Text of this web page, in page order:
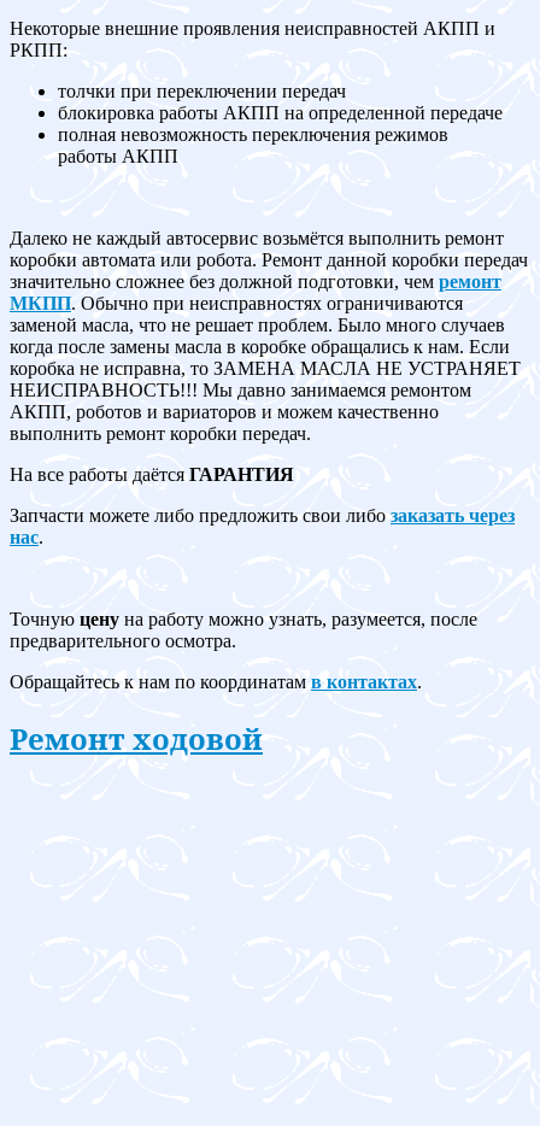
Некоторые внешние проявления неисправностей АКПП и
РКПП:
толчки при переключении передач
блокировка работы АКПП на определенной передаче
полная невозможность переключения режимов
работы АКПП
Далеко не каждый автосервис возьмётся выполнить ремонт
коробки автомата или робота. Ремонт данной коробки передач
значительно сложнее без должной подготовки, чем ремонт
МКПП. Обычно при неисправностях ограничиваются
заменой масла, что не решает проблем. Было много случаев
когда после замены масла в коробке обращались к нам. Если
коробка не исправна, то ЗАМЕНА МАСЛА НЕ УСТРАНЯЕТ
НЕИСПРАВНОСТЬ!!! Мы давно занимаемся ремонтом
АКПП, роботов и вариаторов и можем качественно
выполнить ремонт коробки передач.
На все работы даётсяГАРАНТИЯ
Запчасти можете либо предложить свои либо заказать через
нас.
Точную цену на работу можно узнать, разумеется, после
предварительного осмотра.
Обращайтесь к нам по координатам в контактах.
Ремонт ходовой